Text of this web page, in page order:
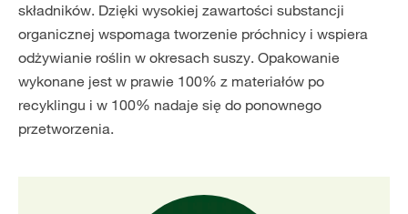
składników. Dzięki wysokiej zawartości substancji
organicznej wspomaga tworzenie próchnicy i wspiera
odżywianie roślin w okresach suszy. Opakowanie
wykonane jest w prawie 100% z materiałów po
recyklingu i w 100% nadaje się do ponownego
przetworzenia.